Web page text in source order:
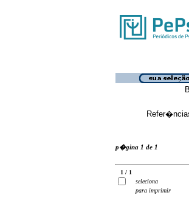
p�gina 1 de 1
1 / 1
seleciona
para imprimir